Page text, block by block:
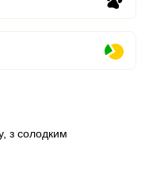
з солодким